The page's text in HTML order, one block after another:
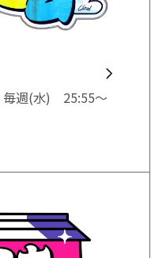
週(水) 25:55～